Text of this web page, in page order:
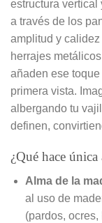
estructura vertical
a través de los
amplitud y
herrajes
añaden ese
primera vista.
albergando tu
definen,
¿Qué hace
Alma de la
al uso de
(pardos,